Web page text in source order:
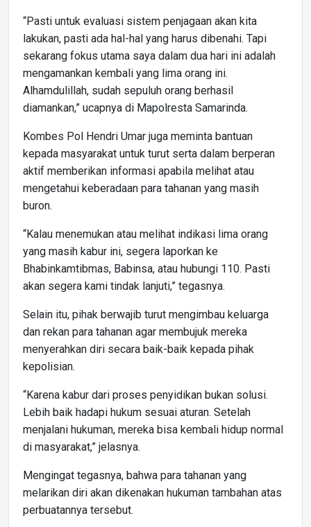
“Pasti untuk evaluasi sistem penjagaan akan kita
lakukan, pasti ada hal-hal yang harus dibenahi. Tapi
sekarang fokus utama saya dalam dua hari ini adalah
mengamankan kembali yang lima orang ini.
Alhamdulillah, sudah sepuluh orang berhasil
diamankan,” ucapnya di Mapolresta Samarinda.
Kombes Pol Hendri Umar juga meminta bantuan
kepada masyarakat untuk turut serta dalam berperan
aktif memberikan informasi apabila melihat atau
mengetahui keberadaan para tahanan yang masih
buron.
“Kalau menemukan atau melihat indikasi lima orang
yang masih kabur ini, segera laporkan ke
Bhabinkamtibmas, Babinsa, atau hubungi 110. Pasti
akan segera kami tindak lanjuti,” tegasnya.
Selain itu, pihak berwajib turut mengimbau keluarga
dan rekan para tahanan agar membujuk mereka
menyerahkan diri secara baik-baik kepada pihak
kepolisian.
“Karena kabur dari proses penyidikan bukan solusi.
Lebih baik hadapi hukum sesuai aturan. Setelah
menjalani hukuman, mereka bisa kembali hidup normal
di masyarakat,” jelasnya.
Mengingat tegasnya, bahwa para tahanan yang
melarikan diri akan dikenakan hukuman tambahan atas
perbuatannya tersebut.